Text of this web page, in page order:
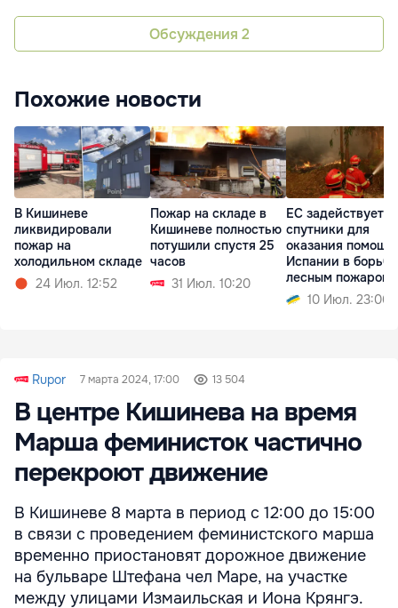
Обсуждения 2
Похожие новости
В Кишиневе
ликвидировали
пожар на
холодильном складе
24 Июл. 12:52
Пожар на складе в
Кишиневе полностью
потушили спустя 25
часов
31 Июл. 10:20
ЕС задействует
спутники для
оказания помощи
Испании в
лесным пожаром
10 Июл. 23:06
Rupor 7 марта 2024, 17:00 13 504
В центре Кишинева на время
Марша феминисток частично
перекроют движение
В Кишиневе 8 марта в период с 12:00 до 15:00
в связи с проведением феминистского марша
временно приостановят дорожное движение
на бульваре Штефана чел Маре, на участке
между улицами Измаильская и Иона Крянгэ.